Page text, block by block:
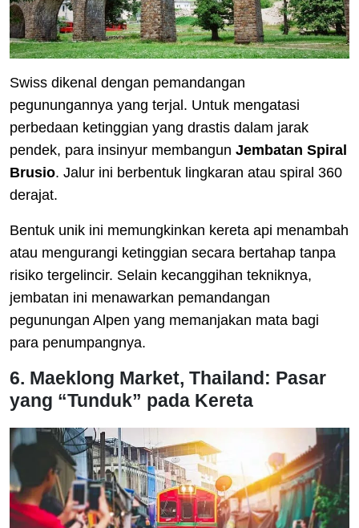
Swiss dikenal dengan pemandangan
pegunungannya yang terjal. Untuk mengatasi
perbedaan ketinggian yang drastis dalam jarak
pendek, para insinyur membangun Jembatan Spiral
Brusio. Jalur ini berbentuk lingkaran atau spiral 360
derajat.
Bentuk unik ini memungkinkan kereta api menambah
atau mengurangi ketinggian secara bertahap tanpa
risiko tergelincir. Selain kecanggihan tekniknya,
jembatan ini menawarkan pemandangan
pegunungan Alpen yang memanjakan mata bagi
para penumpangnya.
6. Maeklong Market, Thailand: Pasar
yang “Tunduk” pada Kereta